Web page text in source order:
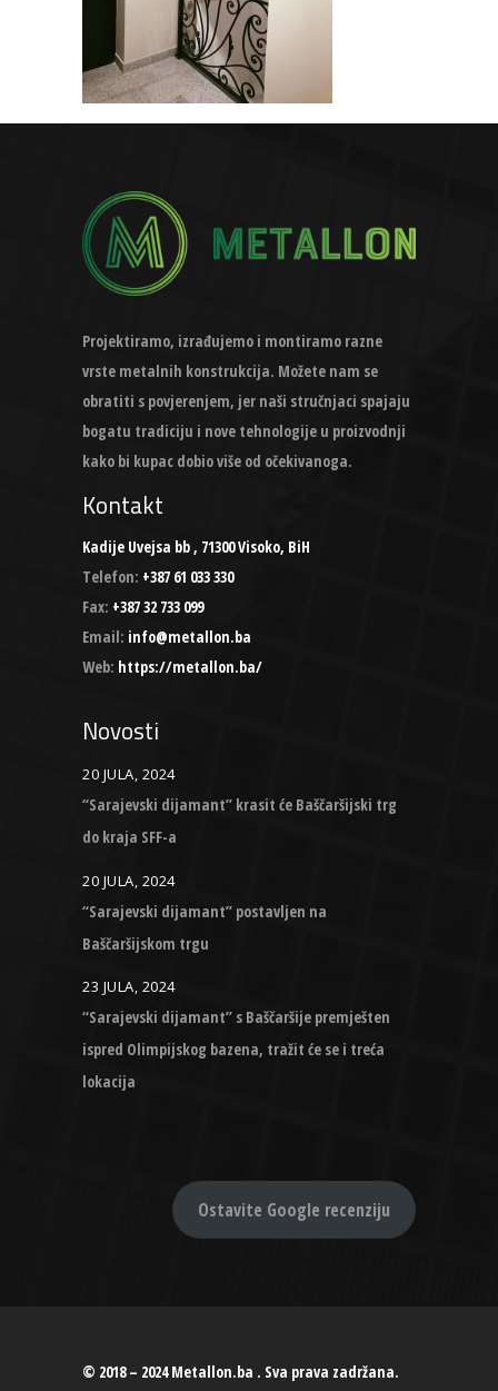
Projektiramo, izrađujemo i montiramo razne
vrste metalnih konstrukcija. Možete nam se
obratiti s povjerenjem, jer naši stručnjaci spajaju
bogatu tradiciju i nove tehnologije u proizvodnji
kako bi kupac dobio više od očekivanoga.
Kontakt
Kadije Uvejsa bb , 71300 Visoko, BiH
Telefon: +387 61 033 330
Fax: +387 32 733 099
Email: info@metallon.ba
Web: https://metallon.ba/
Novosti
20 JULA, 2024
“Sarajevski dijamant” krasit će Baščaršijski trg
do kraja SFF-a
20 JULA, 2024
“Sarajevski dijamant” postavljen na
Baščaršijskom trgu
23 JULA, 2024
“Sarajevski dijamant” s Baščaršije premješten
ispred Olimpijskog bazena, tražit će se i treća
lokacija
Ostavite Google recenziju
© 2018 – 2024 Metallon.ba . Sva prava zadržana.